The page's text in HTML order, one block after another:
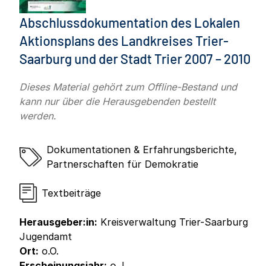
Abschlussdokumentation des Lokalen
Aktionsplans des Landkreises Trier-
Saarburg und der Stadt Trier 2007 – 2010
Dieses Material gehört zum Offline-Bestand und
kann nur über die Herausgebenden bestellt
werden.
Dokumentationen & Erfahrungsberichte,
Partnerschaften für Demokratie
Textbeiträge
Herausgeber:in: Kreisverwaltung Trier-Saarburg
Jugendamt
Ort: o.O.